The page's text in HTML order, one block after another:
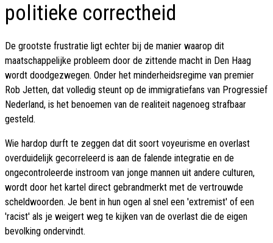
politieke correctheid
De grootste frustratie ligt echter bij de manier waarop dit
maatschappelijke probleem door de zittende macht in Den Haag
wordt doodgezwegen. Onder het minderheidsregime van premier
Rob Jetten, dat volledig steunt op de immigratiefans van Progressief
Nederland, is het benoemen van de realiteit nagenoeg strafbaar
gesteld.
Wie hardop durft te zeggen dat dit soort voyeurisme en overlast
overduidelijk gecorreleerd is aan de falende integratie en de
ongecontroleerde instroom van jonge mannen uit andere culturen,
wordt door het kartel direct gebrandmerkt met de vertrouwde
scheldwoorden. Je bent in hun ogen al snel een 'extremist' of een
'racist' als je weigert weg te kijken van de overlast die de eigen
bevolking ondervindt.